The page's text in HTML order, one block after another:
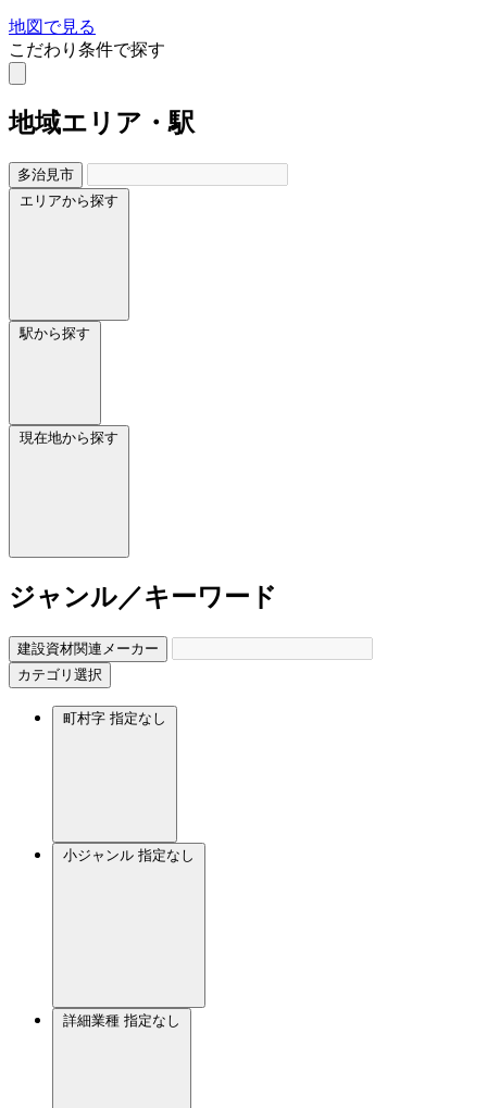
地図で見る
こだわり条件で探す
地域エリア・駅
多治見市
エリアから探す
駅から探す
現在地から探す
ジャンル／キーワード
建設資材関連メーカー
カテゴリ選択
町村字 指定なし
小ジャンル 指定なし
詳細業種 指定なし